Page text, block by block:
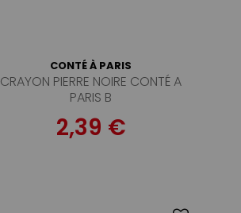
CONTÉ À PARIS
CRAYON PIERRE NOIRE CONTÉ A
PARIS B
2,39 €